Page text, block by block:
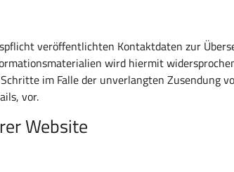
veröffentlichten Kontaktdaten zur
wird hiermit
im Falle der unverlangten Zusendung
vor.
Website